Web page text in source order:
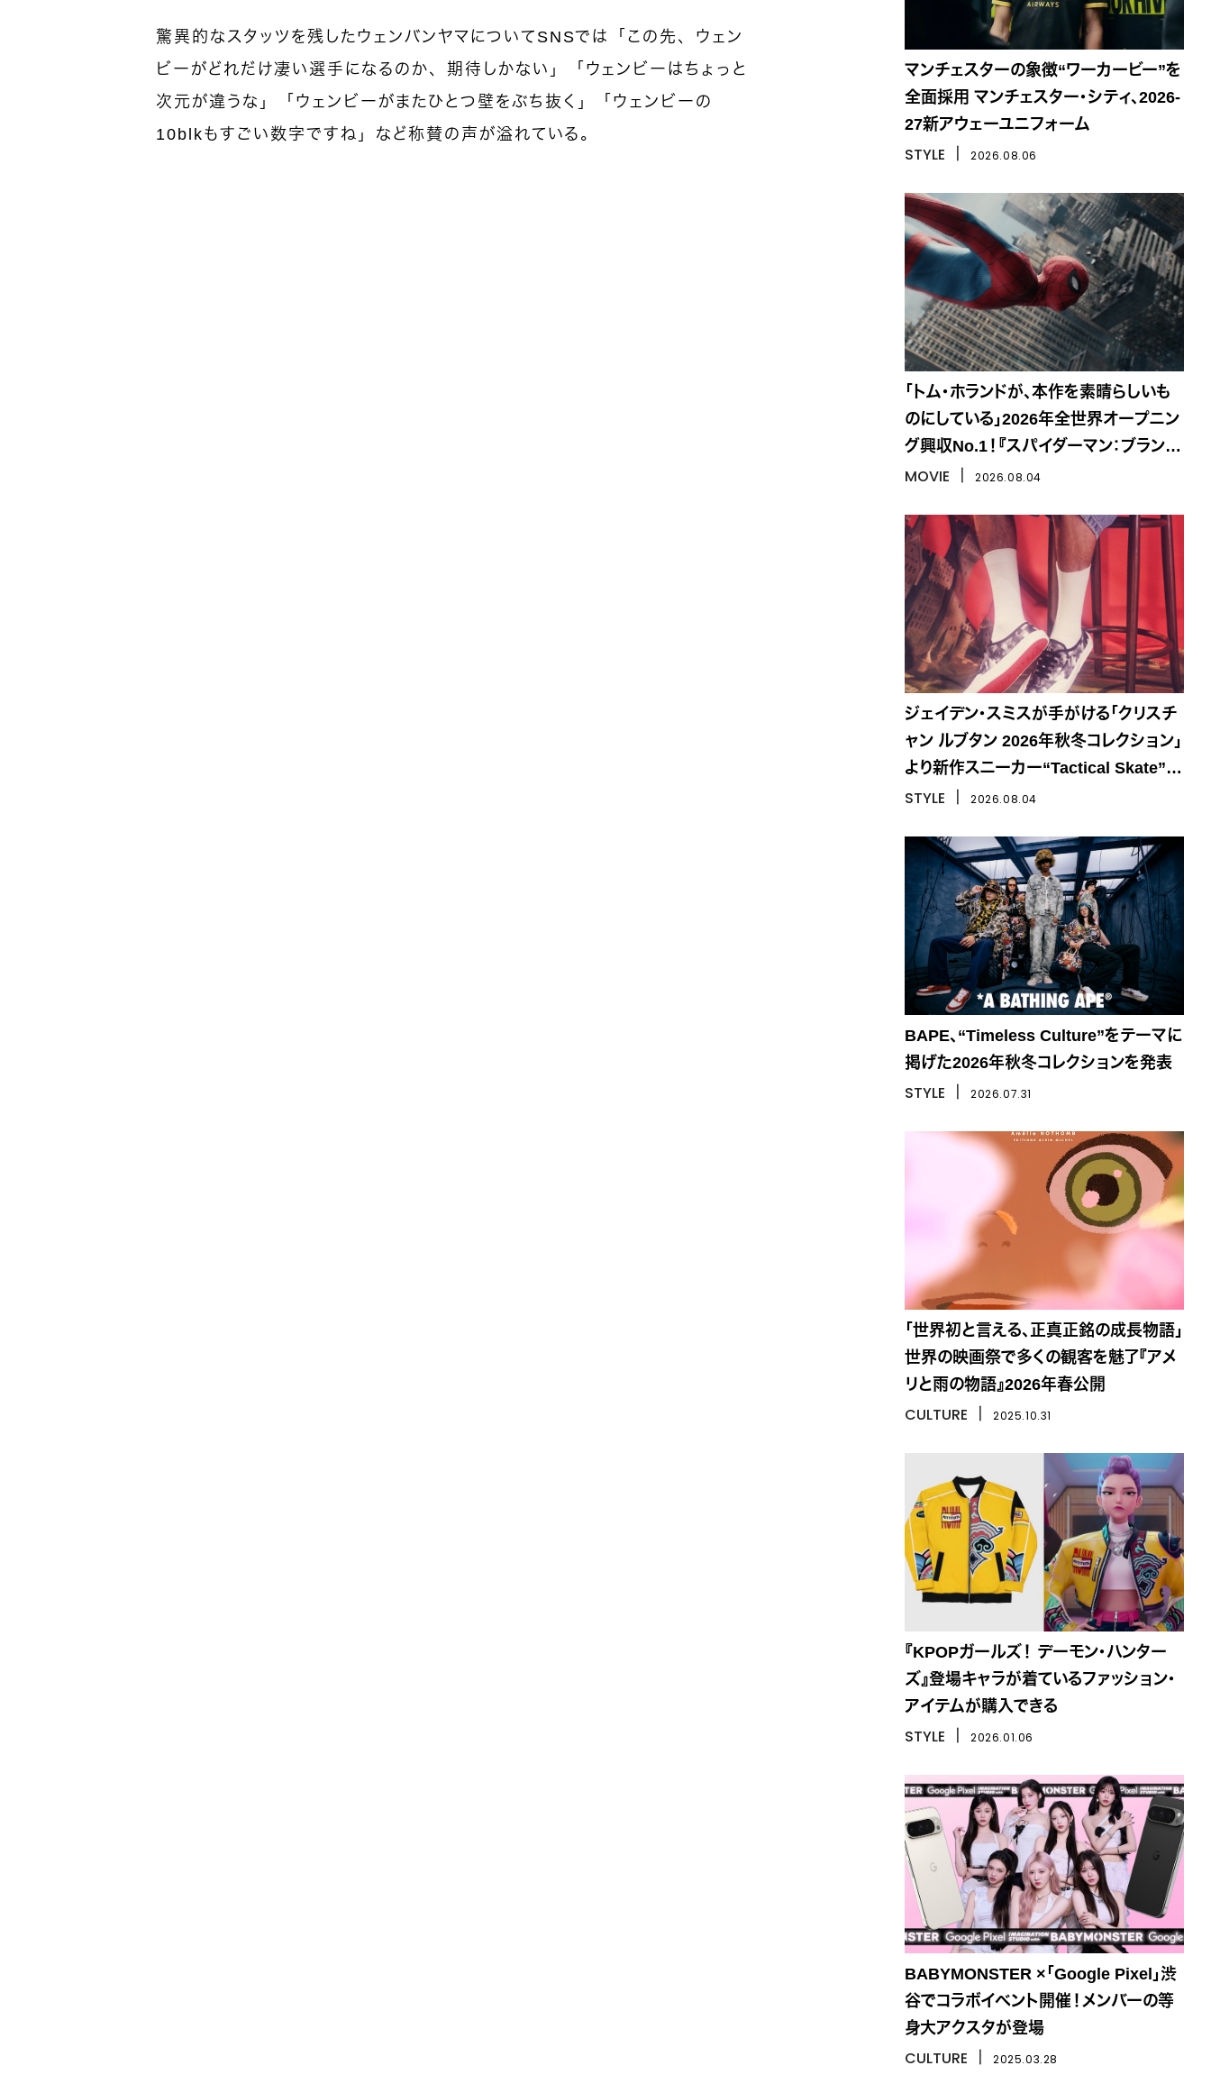
驚異的なスタッツを残したウェンバンヤマについてSNSでは「この先、ウェン
ビーがどれだけ凄い選手になるのか、期待しかない」「ウェンビーはちょっと
次元が違うな」「ウェンビーがまたひとつ壁をぶち抜く」「ウェンビーの
10blkもすごい数字ですね」など称賛の声が溢れている。
マンチェスターの象徴“ワーカービー”を
全面採用 マンチェスター・シティ、2026-
27新アウェーユニフォーム
STYLE 2026.08.06
「トム・ホランドが、本作を素晴らしいも
のにしている」2026年全世界オープニン
グ興収No.1！『スパイダーマン：ブラン
ド・ニュー・デイ』
MOVIE 2026.08.04
ジェイデン・スミスが手がける「クリスチ
ャン ルブタン 2026年秋冬コレクション」
より新作スニーカー“Tactical Skate”が
登場
STYLE 2026.08.04
BAPE、“Timeless Culture”をテーマに
掲げた2026年秋冬コレクションを発表
STYLE 2026.07.31
「世界初と言える、正真正銘の成長物語」
世界の映画祭で多くの観客を魅了『アメ
リと雨の物語』2026年春公開
CULTURE 2025.10.31
『KPOPガールズ！ デーモン・ハンター
ズ』登場キャラが着ているファッション・
アイテムが購入できる
STYLE 2026.01.06
BABYMONSTER ×「Google Pixel」渋
谷でコラボイベント開催！メンバーの等
身大アクスタが登場
CULTURE 2025.03.28